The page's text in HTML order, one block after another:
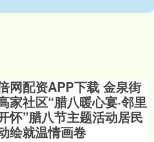
网配资APP下载 金泉街
家社区“腊八暖心宴·邻里
怀”腊八节主题活动居民
绘就温情画卷